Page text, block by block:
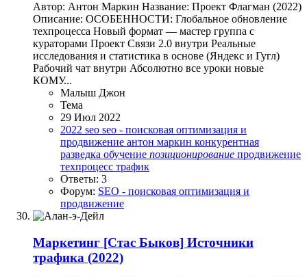
Автор: Антон Маркин Название: Проект Флагман (2022)
Описание: ОСОБЕННОСТИ: Глобальное обновление
техпроцесса Новый формат — мастер группа с
кураторами Проект Связи 2.0 внутри Реальные
исследования и статистика в основе (Яндекс и Гугл)
Рабочий чат внутри Абсолютно все уроки новые
КОМУ...
Малыш Джон
Тема
29 Июл 2022
2022 seo seo - поисковая оптимизация и
продвижение антон маркин конкурентная
разведка обучение позиционирование продвижение
техпроцесс трафик
Ответы: 3
Форум: SEO - поисковая оптимизация и
продвижение
Маркетинг [Стас Быков] Источники
трафика (2022)